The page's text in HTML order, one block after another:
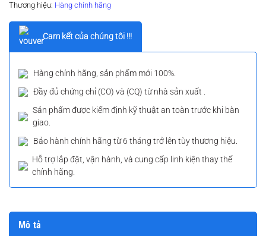
Cam kết của chúng tôi !!!
Hàng chính hãng, sản phẩm mới 100%.
Đầy đủ chứng chỉ (CO) và (CQ) từ nhà sản xuất .
Sản phẩm được kiểm định kỹ thuật an toàn trước khi bàn
giao.
Bảo hành chính hãng từ 6 tháng trở lên tùy thương hiệu.
Hỗ trợ lắp đặt, vận hành, và cung cấp linh kiện thay thế
chính hãng.
Thương hiệu: Hàng chính hãng
Mô tả